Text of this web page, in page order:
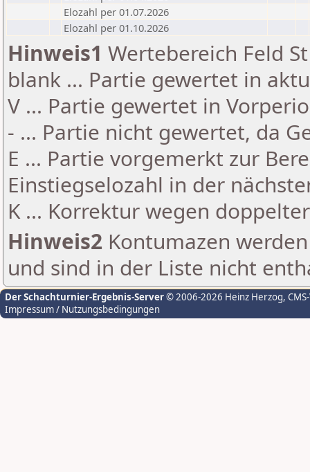
Elozahl per 01.07.2026
Elozahl per 01.10.2026
Hinweis1 Wertebereich Feld
blank ... Partie gewertet in
V ... Partie gewertet in
- ... Partie nicht gewertet, da
E ... Partie vorgemerkt zur
Einstiegselozahl in der
K ... Korrektur wegen
Hinweis2 Kontumazen
und sind in der Liste nicht
Der Schachturnier-Ergebnis-Server© 2006-2026 Heinz Herzog,
Impressum / Nutzungsbedingungen